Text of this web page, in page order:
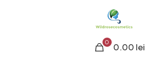
0 0.00 lei